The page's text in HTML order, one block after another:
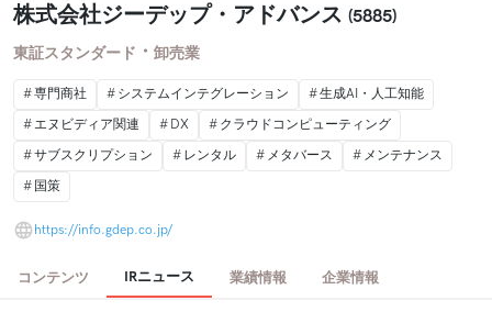
株式会社ジーデップ・アドバンス (5885)
東証スタンダード ・ 卸売業
専門商社 システムインテグレーション
生成AI・人工知能
エヌビディア関連
DX
クラウドコンピューティング
サブスクリプション
レンタル メタバース
メンテナンス
国策
https://info.gdep.co.jp/
コンテンツ IRニュース 業績情報 企業情報